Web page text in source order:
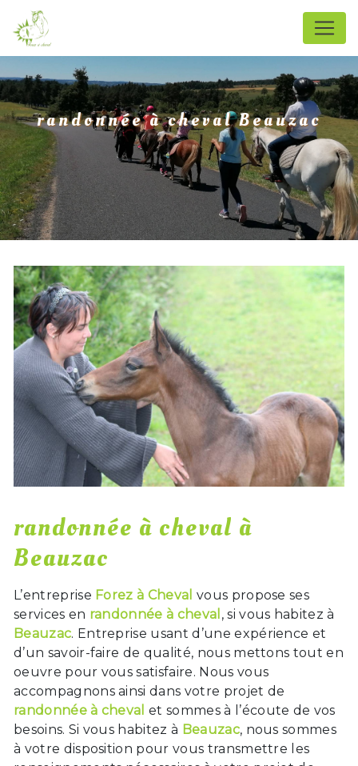
randonnée à cheval Beauzac
randonnée à cheval à
Beauzac
L’entreprise Forez à Cheval vous propose ses
services en randonnée à cheval , si vous habitez à
Beauzac. Entreprise usant d’une expérience et
d’un savoir-faire de qualité, nous mettons tout en
oeuvre pour vous satisfaire. Nous vous
accompagnons ainsi dans votre projet de
randonnée à cheval et sommes à l’écoute de vos
besoins. Si vous habitez à Beauzac, nous sommes
à votre disposition pour vous transmettre les
Panneau de gestion des cookies